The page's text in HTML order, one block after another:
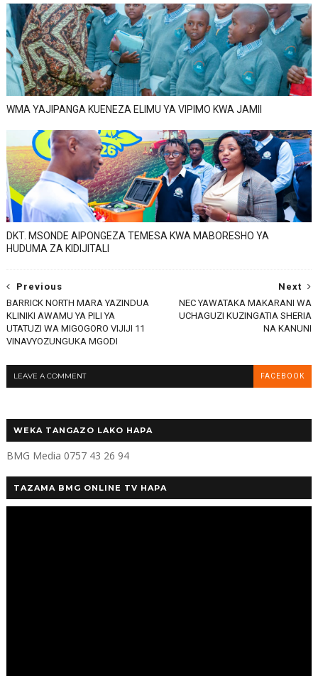
WMA YAJIPANGA KUENEZA ELIMU YA VIPIMO KWA JAMII
DKT. MSONDE AIPONGEZA TEMESA KWA MABORESHO YA
HUDUMA ZA KIDIJITALI
Next
NEC YAWATAKA MAKARANI WA
UCHAGUZI KUZINGATIA SHERIA
NA KANUNI
Previous
BARRICK NORTH MARA YAZINDUA
KLINIKI AWAMU YA PILI YA
UTATUZI WA MIGOGORO VIJIJI 11
VINAVYOZUNGUKA MGODI
LEAVE A COMMENT FACEBOOK
WEKA TANGAZO LAKO HAPA
BMG Media 0757 43 26 94
TAZAMA BMG ONLINE TV HAPA